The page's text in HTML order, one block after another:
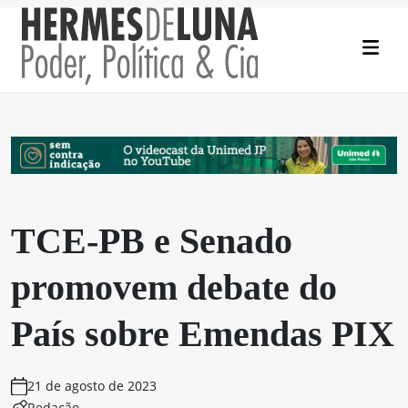
TCE-PB e Senado
promovem debate do
País sobre Emendas PIX
21 de agosto de 2023